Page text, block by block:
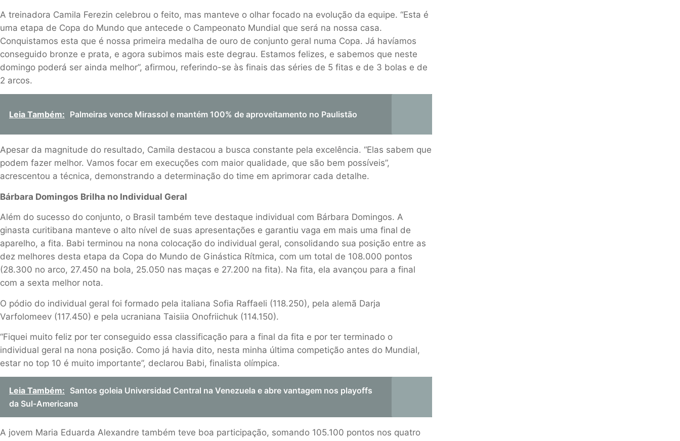
A treinadora Camila Ferezin celebrou o feito, mas manteve o olhar focado na evolução da equipe. “Esta é
uma etapa de Copa do Mundo que antecede o Campeonato Mundial que será na nossa casa.
Conquistamos esta que é nossa primeira medalha de ouro de conjunto geral numa Copa. Já havíamos
conseguido bronze e prata, e agora subimos mais este degrau. Estamos felizes, e sabemos que neste
domingo poderá ser ainda melhor”, afirmou, referindo-se às finais das séries de 5 fitas e de 3 bolas e de
2 arcos.
Leia Também: Palmeiras vence Mirassol e mantém 100% de aproveitamento no Paulistão
Apesar da magnitude do resultado, Camila destacou a busca constante pela excelência. “Elas sabem que
podem fazer melhor. Vamos focar em execuções com maior qualidade, que são bem possíveis”,
acrescentou a técnica, demonstrando a determinação do time em aprimorar cada detalhe.
Bárbara Domingos Brilha no Individual Geral
Além do sucesso do conjunto, o Brasil também teve destaque individual com Bárbara Domingos. A
ginasta curitibana manteve o alto nível de suas apresentações e garantiu vaga em mais uma final de
aparelho, a fita. Babi terminou na nona colocação do individual geral, consolidando sua posição entre as
dez melhores desta etapa da Copa do Mundo de Ginástica Rítmica, com um total de 108.000 pontos
(28.300 no arco, 27.450 na bola, 25.050 nas maças e 27.200 na fita). Na fita, ela avançou para a final
com a sexta melhor nota.
O pódio do individual geral foi formado pela italiana Sofia Raffaeli (118.250), pela alemã Darja
Varfolomeev (117.450) e pela ucraniana Taisiia Onofriichuk (114.150).
“Fiquei muito feliz por ter conseguido essa classificação para a final da fita e por ter terminado o
individual geral na nona posição. Como já havia dito, nesta minha última competição antes do Mundial,
estar no top 10 é muito importante”, declarou Babi, finalista olímpica.
Leia Também: Santos goleia Universidad Central na Venezuela e abre vantagem nos playoffs
da Sul-Americana
A jovem Maria Eduarda Alexandre também teve boa participação, somando 105.100 pontos nos quatro